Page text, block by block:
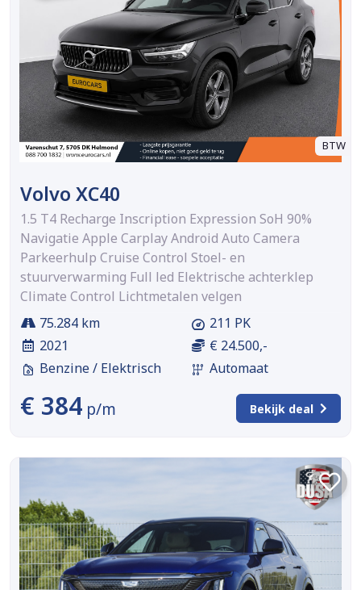
BTW
Volvo XC40
1.5 T4 Recharge Inscription Expression SoH 90%
Navigatie Apple Carplay Android Auto Camera
Parkeerhulp Cruise Control Stoel- en
stuurverwarming Full led Elektrische achterklep
Climate Control Lichtmetalen velgen
75.284 km
2021
Benzine / Elektrisch
211 PK
€ 24.500,-
Automaat
€ 384 p/m Bekijk deal